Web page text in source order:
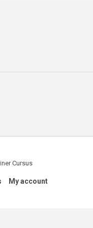
Cursus
My account